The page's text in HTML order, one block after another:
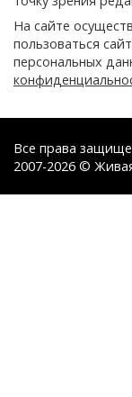
На сайте
пользоваться
персональных
Все права
2007-2026 ©